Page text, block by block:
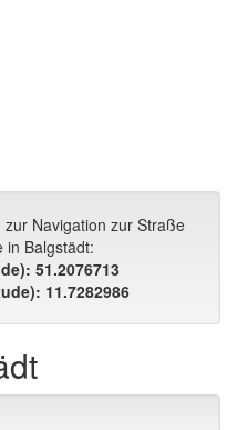
Navigation zur Straße
in Balgstädt:
51.2076713
11.7282986